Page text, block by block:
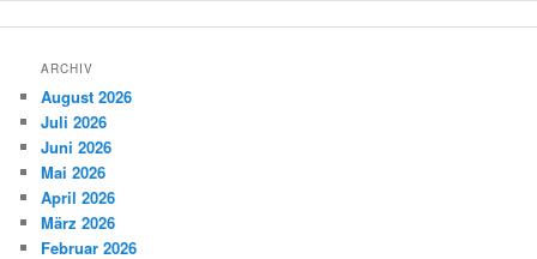
ARCHIV
August 2026
Juli 2026
Juni 2026
Mai 2026
April 2026
März 2026
Februar 2026